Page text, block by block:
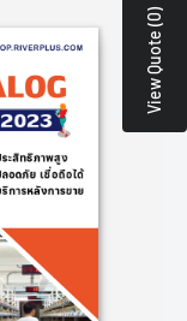
View Quote (0)